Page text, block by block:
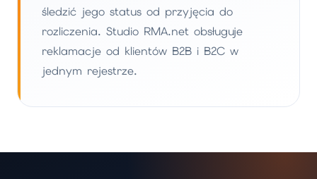
śledzić jego status od przyjęcia do
rozliczenia. Studio RMA.net obsługuje
reklamacje od klientów B2B i B2C w
jednym rejestrze.